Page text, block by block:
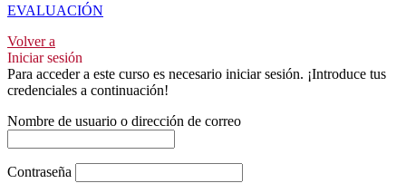
EVALUACIÓN
Volver a
Iniciar sesión
Para acceder a este curso es necesario iniciar sesión. ¡Introduce tus
credenciales a continuación!
Nombre de usuario o dirección de correo
Contraseña